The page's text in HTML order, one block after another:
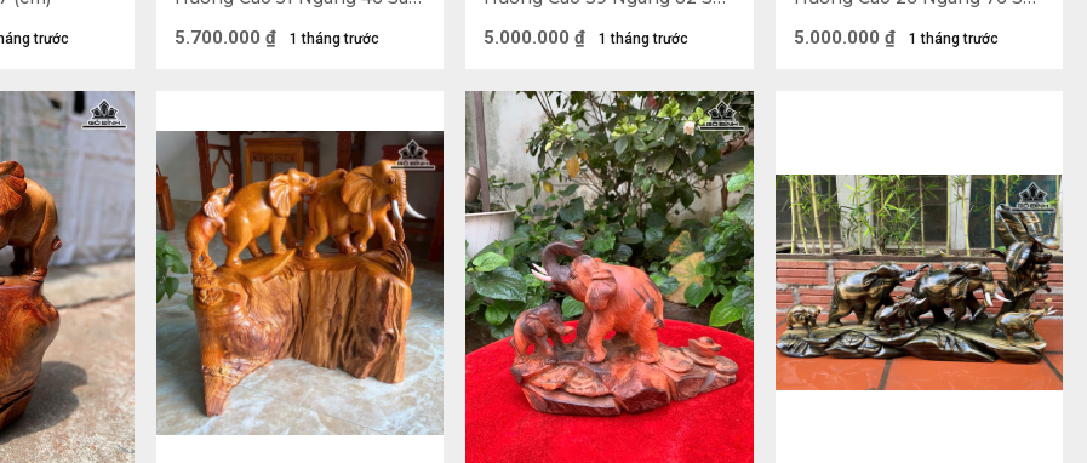
trước 1 tháng trước
5.700.000 ₫ 1 tháng trước
5.000.000 ₫ 1 tháng trước
5.000.000 ₫